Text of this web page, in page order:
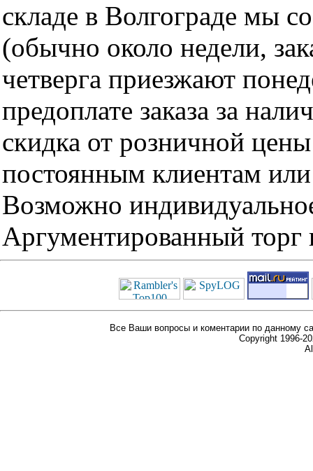
складе в Волгограде мы
(обычно около недели,
четверга приезжают
предоплате заказа за
скидка от розничной
постоянным клиентам
Возможно
Аргументированный торг
Все Ваши вопросы и коментарии по данному
Copyright 1996-